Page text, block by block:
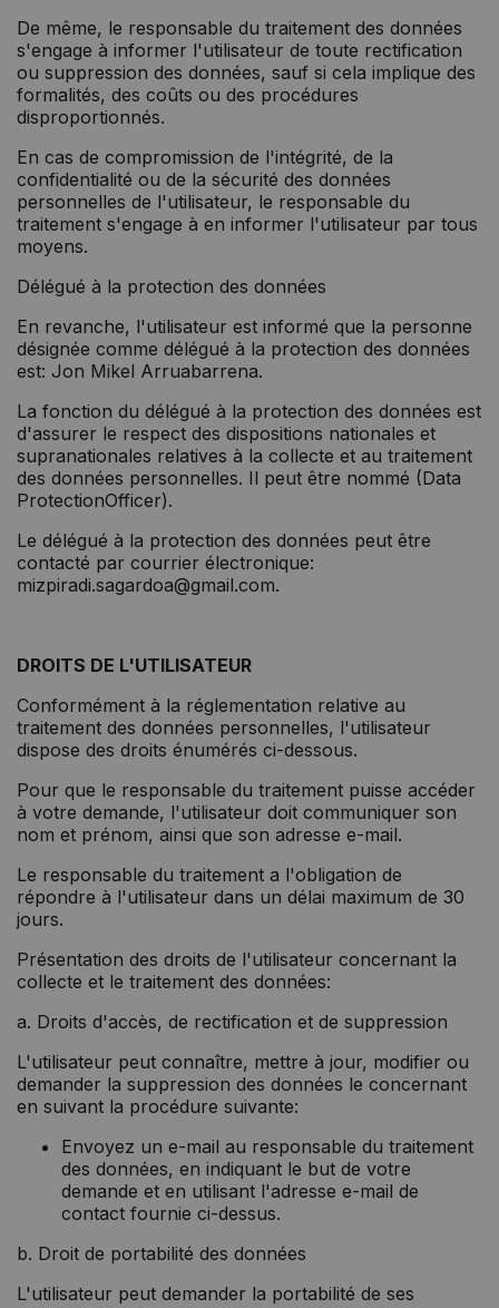
De même, le responsable du traitement des données
s'engage à informer l'utilisateur de toute rectification
ou suppression des données, sauf si cela implique des
formalités, des coûts ou des procédures
disproportionnés.
En cas de compromission de l'intégrité, de la
confidentialité ou de la sécurité des données
personnelles de l'utilisateur, le responsable du
traitement s'engage à en informer l'utilisateur par tous
moyens.
Délégué à la protection des données
En revanche, l'utilisateur est informé que la personne
désignée comme délégué à la protection des données
est: Jon Mikel Arruabarrena.
La fonction du délégué à la protection des données est
d'assurer le respect des dispositions nationales et
supranationales relatives à la collecte et au traitement
des données personnelles. Il peut être nommé (Data
ProtectionOfficer).
Le délégué à la protection des données peut être
contacté par courrier électronique:
mizpiradi.sagardoa@gmail.com.
DROITS DE L'UTILISATEUR
Conformément à la réglementation relative au
traitement des données personnelles, l'utilisateur
dispose des droits énumérés ci-dessous.
Pour que le responsable du traitement puisse accéder
à votre demande, l'utilisateur doit communiquer son
nom et prénom, ainsi que son adresse e-mail.
Le responsable du traitement a l'obligation de
répondre à l'utilisateur dans un délai maximum de 30
jours.
Présentation des droits de l'utilisateur concernant la
collecte et le traitement des données:
a. Droits d'accès, de rectification et de suppression
L'utilisateur peut connaître, mettre à jour, modifier ou
demander la suppression des données le concernant
en suivant la procédure suivante:
Envoyez un e-mail au responsable du traitement
des données, en indiquant le but de votre
demande et en utilisant l'adresse e-mail de
contact fournie ci-dessus.
b. Droit de portabilité des données
L'utilisateur peut demander la portabilité de ses